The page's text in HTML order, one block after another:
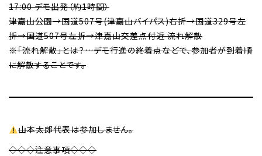
17:00 デモ出発（約1時間）
津嘉山公園→国道507号(津嘉山バイパス)右折→国道329号左
折→国道507号左折→津嘉山交差点付近 流れ解散
※「流れ解散」とは？…デモ行進の終着点などで、参加者が到着順
に解散することです。
山本太郎代表は参加しません。
◇◇◇注意事項◇◇◇